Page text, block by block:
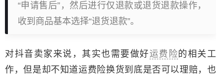
“申请售后”，然后进行仅退款或退货退款操作，
收到商品基本选择“退货退款”。
对抖音卖家来说，其实也需要做好运费险的相关工
作，但是却不知道运费险换货到底是否可以理赔，也